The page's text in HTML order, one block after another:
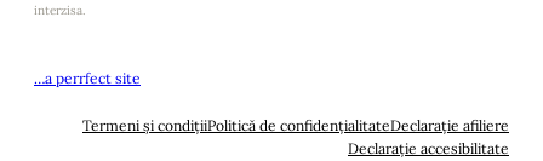
interzisa.
…a perrfect site
Termeni și condițiiPolitică de confidențialitateDeclarație afiliere
Declarație accesibilitate